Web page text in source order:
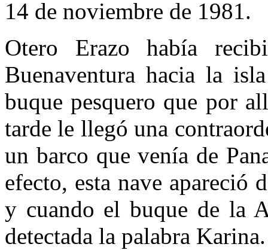
14 de noviembre de 1981.
Otero Erazo había
Buenaventura hacia la
buque pesquero que por
tarde le llegó una
un barco que venía de
efecto, esta nave apareció
y cuando el buque de la
detectada la palabra Karina.